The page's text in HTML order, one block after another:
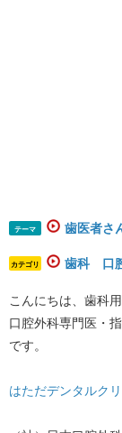
テーマ 歯医者さ
カテゴリ 歯科 口
こんにちは、歯科
口腔外科専門医・
です。
はただデンタルク